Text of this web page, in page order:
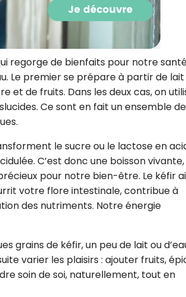
regorge de bienfaits pour notre
Le premier se prépare à partir de lait
et de fruits. Dans les deux cas, on
Ce sont en fait un ensemble de
le sucre ou le lactose en
C’est donc une boisson vivante,
pour notre bien-être. Le kéfir
votre flore intestinale, contribue à
des nutriments. Notre énergie
grains de kéfir, un peu de lait ou
varier les plaisirs : ajouter fruits,
soin de soi, naturellement, tout en
Je consens à ce que la société
des courriels pour mesurer et
performances des campagnes.
pourrons savoir si vous ouvrez les
l'heure à laquelle vous le faites
des informations sur le terminal
Je reçois mon cadeau !
Votre adresse email sera utilisée par Digital Prisma
envoyer votre newsletter contenant des offres
désabonnement intégré dans la newsletter. Pour en
exercer vos droits, prenez connaissance de notre